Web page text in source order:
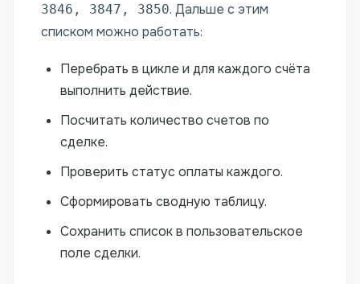
3846, 3847, 3850. Дальше с этим
списком можно работать:
Перебрать в цикле и для каждого счёта
выполнить действие.
Посчитать количество счетов по
сделке.
Проверить статус оплаты каждого.
Сформировать сводную таблицу.
Сохранить список в пользовательское
поле сделки.